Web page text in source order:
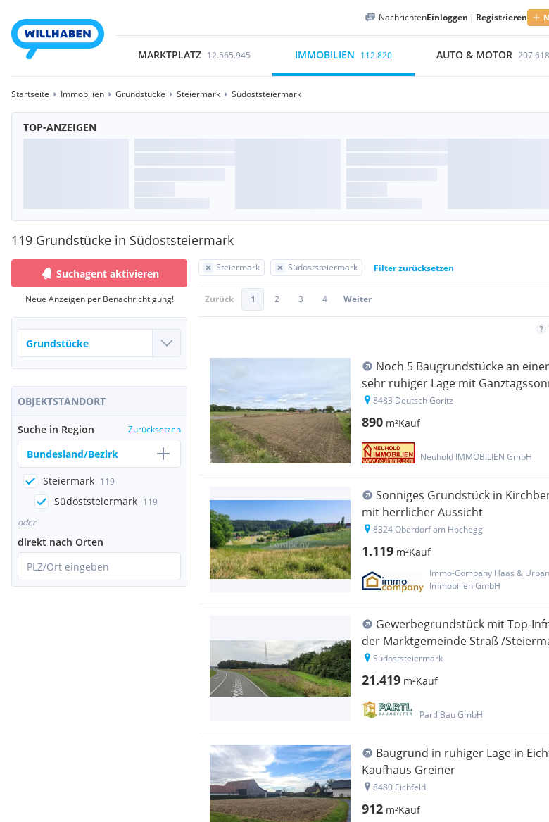
NachrichtenEinloggen | Registrieren
MARKTPLATZ 12.565.945 IMMOBILIEN 112.820 AUTO & MOTOR 207.618
Startseite Immobilien Grundstücke Steiermark Südoststeiermark
TOP-ANZEIGEN
119 Grundstücke in Südoststeiermark
Suchagent aktivieren
Neue Anzeigen per Benachrichtigung!
OBJEKTSTANDORT
Suche in Region Zurücksetzen
Bundesland/Bezirk
Steiermark 119
Südoststeiermark 119
oder
direkt nach Orten
PLZ/Ort eingeben
Steiermark Südoststeiermark Filter zurücksetzen
Zurück 1 2 3 4 Weiter
Noch 5 Baugrundstücke an
sehr ruhiger Lage mit
anteiliger Wegeanlage
8483 Deutsch Goritz
890 m²Kauf
Neuhold IMMOBILIEN GmbH
Sonniges Grundstück in
mit herrlicher Aussicht
8324 Oberdorf am Hochegg
1.119 m²Kauf
Immo-Company Haas & Urban
Immobilien GmbH
Gewerbegrundstück mit Top-
der Marktgemeinde Straß /
Südoststeiermark
21.419 m²Kauf
Partl Bau GmbH
Baugrund in ruhiger Lage in
Kaufhaus Greiner
8480 Eichfeld
912 m²Kauf